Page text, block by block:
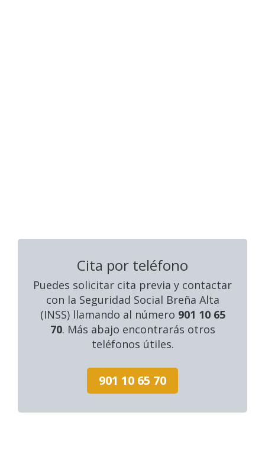
Cita por teléfono
Puedes solicitar cita previa y contactar
con la Seguridad Social Breña Alta
(INSS) llamando al número 901 10 65
70. Más abajo encontrarás otros
teléfonos útiles.
901 10 65 70